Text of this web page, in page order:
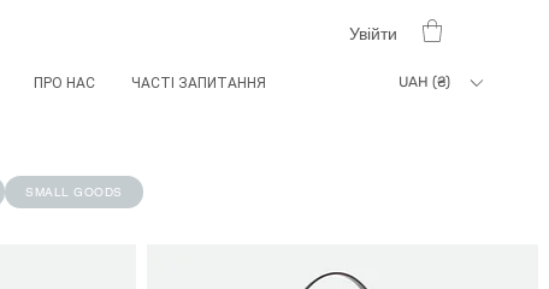
Увійти
ПРО НАС ЧАСТІ ЗАПИТАННЯ UAH (₴)
SMALL GOODS